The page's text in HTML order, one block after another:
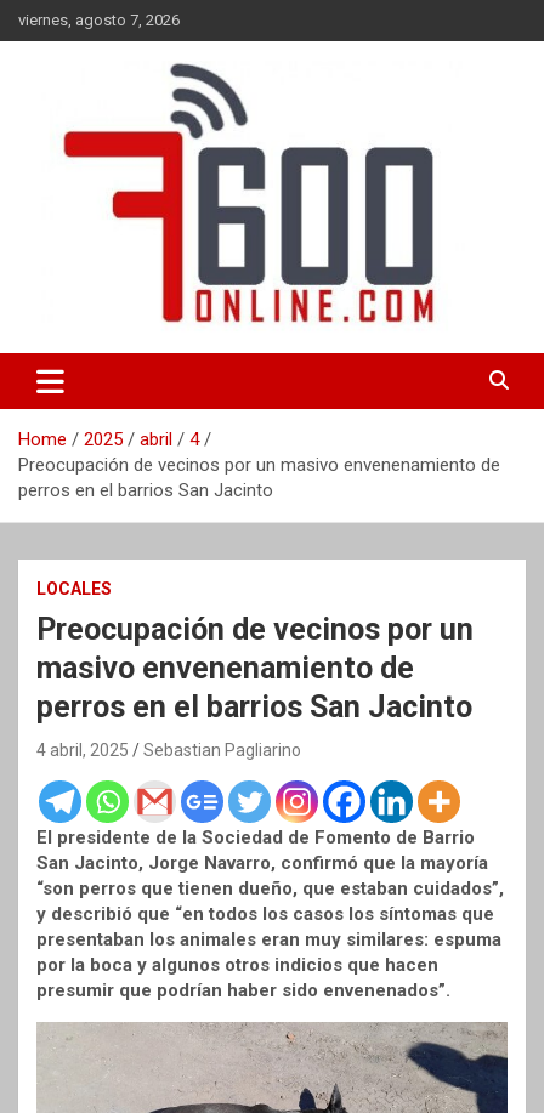
Skip
to
viernes, agosto 7, 2026
7600 online
nacional e internacional, deportiva y cultural.
Home 2025 abril
4
Preocupación de vecinos por un masivo envenenamiento de
perros en el barrios San Jacinto
LOCALES
Preocupación de vecinos por un
masivo envenenamiento de
perros en el barrios San Jacinto
4 abril, 2025 Sebastian Pagliarino
El presidente de la Sociedad de Fomento de Barrio
San Jacinto, Jorge Navarro, confirmó que la mayoría
“son perros que tienen dueño, que estaban cuidados”,
y describió que “en todos los casos los síntomas que
presentaban los animales eran muy similares: espuma
por la boca y algunos otros indicios que hacen
presumir que podrían haber sido envenenados”.